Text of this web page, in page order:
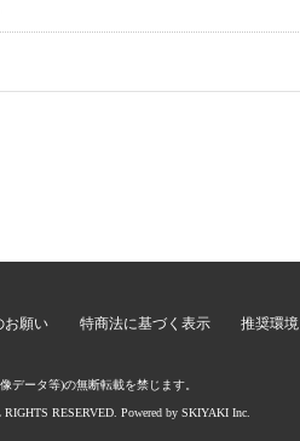
お願い 特商法に基づく表示 推奨環境
データ等)の無断転載を禁じます。
RESERVED. Powered by SKIYAKI Inc.